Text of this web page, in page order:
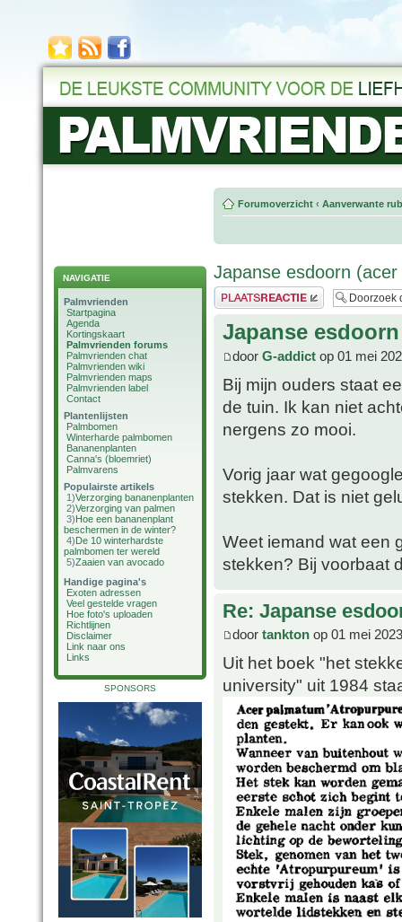
NAVIGATIE
Palmvrienden
Startpagina
Agenda
Kortingskaart
Palmvrienden forums
Palmvrienden chat
Palmvrienden wiki
Palmvrienden maps
Palmvrienden label
Contact
Plantenlijsten
Palmbomen
Winterharde palmbomen
Bananenplanten
Canna's (bloemriet)
Palmvarens
Populairste artikels
1)Verzorging bananenplanten
2)Verzorging van palmen
3)Hoe een bananenplant
beschermen in de winter?
4)De 10 winterhardste
palmbomen ter wereld
5)Zaaien van avocado
Handige pagina's
Exoten adressen
Veel gestelde vragen
Hoe foto's uploaden
Richtlijnen
Disclaimer
Link naar ons
Links
SPONSORS
Forumoverzicht ‹ Aanverwante
Japanse esdoorn
Plaats een reactie
Japanse
door G-addict op 01 mei
Bij mijn ouders staat
de tuin. Ik kan niet
nergens zo mooi.
Vorig jaar wat
stekken. Dat is niet
Weet iemand wat een
stekken? Bij voorbaat
Re: Japanse
door tankton op 01 mei
Uit het boek "het
university" uit 1984